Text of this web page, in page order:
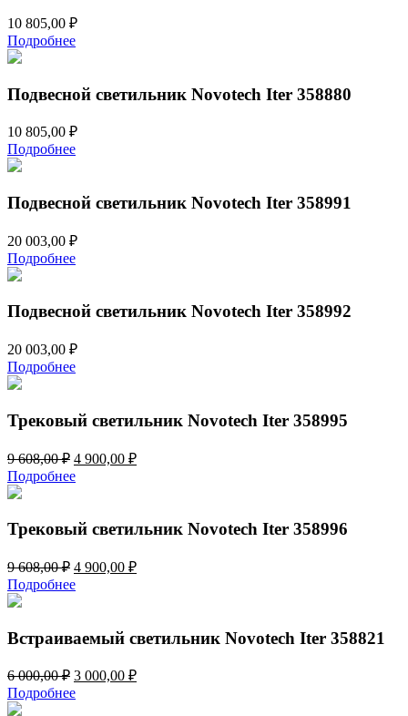
10 805,00 ₽
Подробнее
Подвесной светильник Novotech Iter 358880
10 805,00 ₽
Подробнее
Подвесной светильник Novotech Iter 358991
20 003,00 ₽
Подробнее
Подвесной светильник Novotech Iter 358992
20 003,00 ₽
Подробнее
Трековый светильник Novotech Iter 358995
9 608,00₽ Первоначальная
цена
составляла
608,00 ₽.
4 900,00 ₽Текущая
Подробнее
Трековый светильник Novotech Iter 358996
9 608,00₽ Первоначальная
цена
составляла
608,00 ₽.
4 900,00 ₽Текущая
Подробнее
Встраиваемый светильник Novotech Iter 358821
6 000,00₽ Первоначальная
цена
составляла
3 000,00 ₽Текущая
Подробнее